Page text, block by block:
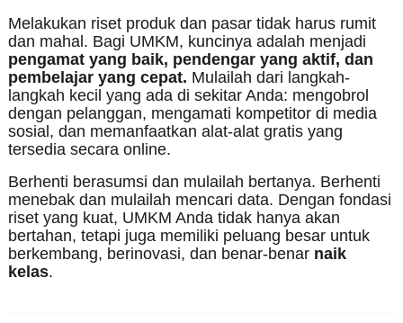
Melakukan riset produk dan pasar tidak harus rumit
dan mahal. Bagi UMKM, kuncinya adalah menjadi
pengamat yang baik, pendengar yang aktif, dan
pembelajar yang cepat. Mulailah dari langkah-
langkah kecil yang ada di sekitar Anda: mengobrol
dengan pelanggan, mengamati kompetitor di media
sosial, dan memanfaatkan alat-alat gratis yang
tersedia secara online.
Berhenti berasumsi dan mulailah bertanya. Berhenti
menebak dan mulailah mencari data. Dengan fondasi
riset yang kuat, UMKM Anda tidak hanya akan
bertahan, tetapi juga memiliki peluang besar untuk
berkembang, berinovasi, dan benar-benar naik
kelas.